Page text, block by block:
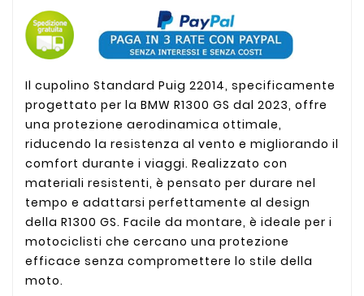
Il cupolino Standard Puig 22014, specificamente
progettato per la BMW R1300 GS dal 2023, offre
una protezione aerodinamica ottimale,
riducendo la resistenza al vento e migliorando il
comfort durante i viaggi. Realizzato con
materiali resistenti, è pensato per durare nel
tempo e adattarsi perfettamente al design
della R1300 GS. Facile da montare, è ideale per i
motociclisti che cercano una protezione
efficace senza compromettere lo stile della
moto.